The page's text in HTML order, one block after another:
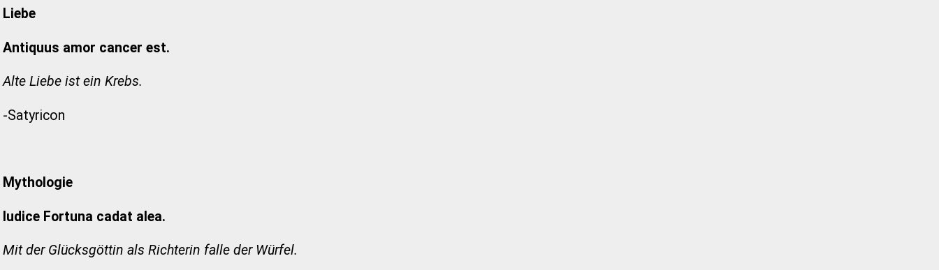
Liebe
Antiquus amor cancer est.
Alte Liebe ist ein Krebs.
-Satyricon
Mythologie
Iudice Fortuna cadat alea.
Mit der Glücksgöttin als Richterin falle der Würfel.